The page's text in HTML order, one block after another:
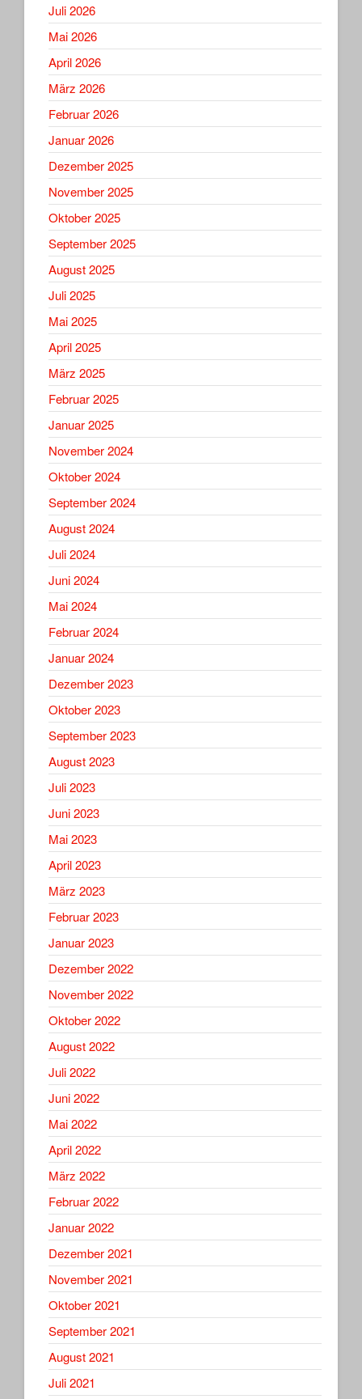
Juli 2026
Mai 2026
April 2026
März 2026
Februar 2026
Januar 2026
Dezember 2025
November 2025
Oktober 2025
September 2025
August 2025
Juli 2025
Mai 2025
April 2025
März 2025
Februar 2025
Januar 2025
November 2024
Oktober 2024
September 2024
August 2024
Juli 2024
Juni 2024
Mai 2024
Februar 2024
Januar 2024
Dezember 2023
Oktober 2023
September 2023
August 2023
Juli 2023
Juni 2023
Mai 2023
April 2023
März 2023
Februar 2023
Januar 2023
Dezember 2022
November 2022
Oktober 2022
August 2022
Juli 2022
Juni 2022
Mai 2022
April 2022
März 2022
Februar 2022
Januar 2022
Dezember 2021
November 2021
Oktober 2021
September 2021
August 2021
Juli 2021